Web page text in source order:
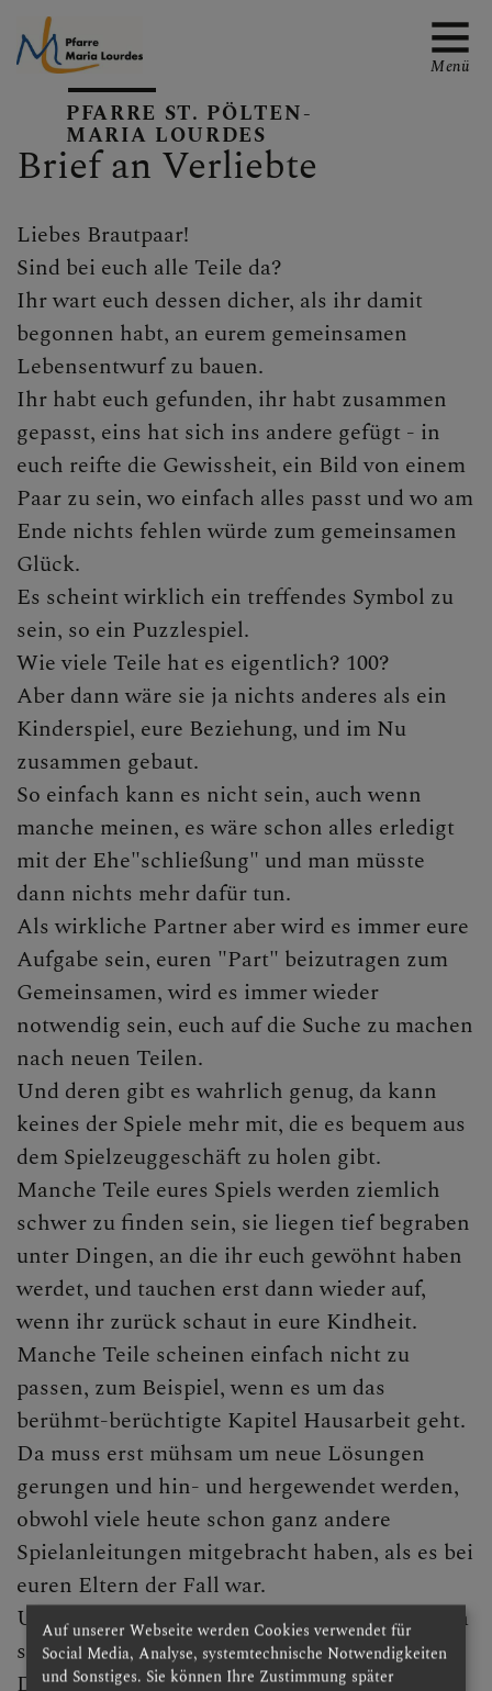
TERMINE
GALERIE
KLICKEN SIE AUF DAS
"+", UM UNTERMENÜS
PFARRTEAM
GRUPPEN, RUNDEN,
EVENTS, AKTIONEN
GESCHICHTE DER
PFARRE
CHRISTLICHES LEBEN &
SAKRAMENTE
Sakramente Allgemein
Taufe
Erstkommunion
Krankenkommunion
Firmung
Ehe
Allgemein
Brief an Verliebte
Anmeldung zur Trauung
Brautgespräch / Eheseminar
Anregungen zur Feier der
Trauung
PFARRE ST. PÖLTEN-
MARIA LOURDES
Menü
Brief an Verliebte
Liebes Brautpaar!
Sind bei euch alle Teile da?
Ihr wart euch dessen dicher, als ihr damit
begonnen habt, an eurem gemeinsamen
Lebensentwurf zu bauen.
Ihr habt euch gefunden, ihr habt zusammen
gepasst, eins hat sich ins andere gefügt - in
euch reifte die Gewissheit, ein Bild von einem
Paar zu sein, wo einfach alles passt und wo am
Ende nichts fehlen würde zum gemeinsamen
Glück.
Es scheint wirklich ein treffendes Symbol zu
sein, so ein Puzzlespiel.
Wie viele Teile hat es eigentlich? 100?
Aber dann wäre sie ja nichts anderes als ein
Kinderspiel, eure Beziehung, und im Nu
zusammen gebaut.
So einfach kann es nicht sein, auch wenn
manche meinen, es wäre schon alles erledigt
mit der Ehe"schließung" und man müsste
dann nichts mehr dafür tun.
Als wirkliche Partner aber wird es immer eure
Aufgabe sein, euren "Part" beizutragen zum
Gemeinsamen, wird es immer wieder
notwendig sein, euch auf die Suche zu machen
nach neuen Teilen.
Und deren gibt es wahrlich genug, da kann
keines der Spiele mehr mit, die es bequem aus
dem Spielzeuggeschäft zu holen gibt.
Manche Teile eures Spiels werden ziemlich
schwer zu finden sein, sie liegen tief begraben
unter Dingen, an die ihr euch gewöhnt haben
werdet, und tauchen erst dann wieder auf,
wenn ihr zurück schaut in eure Kindheit.
Manche Teile scheinen einfach nicht zu
passen, zum Beispiel, wenn es um das
berühmt-berüchtigte Kapitel Hausarbeit geht.
Da muss erst mühsam um neue Lösungen
gerungen und hin- und hergewendet werden,
obwohl viele heute schon ganz andere
Spielanleitungen mitgebracht haben, als es bei
euren Eltern der Fall war.
Und ob dann am Schluss wirklich alle Teile da
sind?
Das wisst ihr noch nicht. Wahrscheinlich
Auf unserer Webseite werden Cookies verwendet für
Social Media, Analyse, systemtechnische Notwendigkeiten
und Sonstiges. Sie können Ihre Zustimmung später